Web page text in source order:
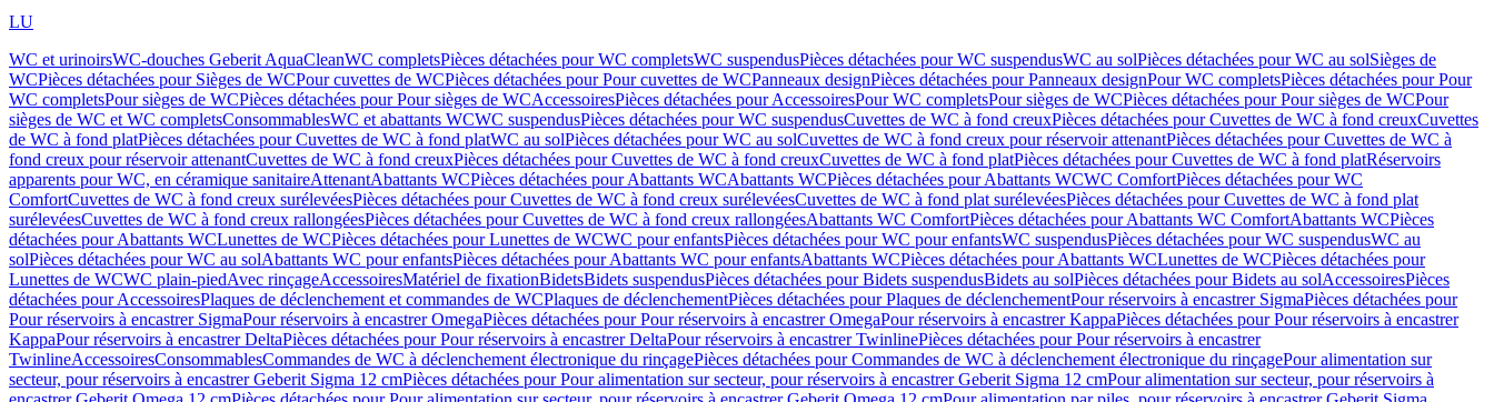
LU
WC et urinoirsWC-douches Geberit AquaCleanWC completsPièces détachées pour WC completsWC suspendusPièces détachées pour WC suspendusWC au solPièces détachées pour WC au solSièges de
WCPièces détachées pour Sièges de WCPour cuvettes de WCPièces détachées pour Pour cuvettes de WCPanneaux designPièces détachées pour Panneaux designPour WC completsPièces détachées pour Pour
WC completsPour sièges de WCPièces détachées pour Pour sièges de WCAccessoiresPièces détachées pour AccessoiresPour WC completsPour sièges de WCPièces détachées pour Pour sièges de WCPour
sièges de WC et WC completsConsommablesWC et abattants WCWC suspendusPièces détachées pour WC suspendusCuvettes de WC à fond creuxPièces détachées pour Cuvettes de WC à fond creuxCuvettes
de WC à fond platPièces détachées pour Cuvettes de WC à fond platWC au solPièces détachées pour WC au solCuvettes de WC à fond creux pour réservoir attenantPièces détachées pour Cuvettes de WC à
fond creux pour réservoir attenantCuvettes de WC à fond creuxPièces détachées pour Cuvettes de WC à fond creuxCuvettes de WC à fond platPièces détachées pour Cuvettes de WC à fond platRéservoirs
apparents pour WC, en céramique sanitaireAttenantAbattants WCPièces détachées pour Abattants WCAbattants WCPièces détachées pour Abattants WCWC ComfortPièces détachées pour WC
ComfortCuvettes de WC à fond creux surélevéesPièces détachées pour Cuvettes de WC à fond creux surélevéesCuvettes de WC à fond plat surélevéesPièces détachées pour Cuvettes de WC à fond plat
surélevéesCuvettes de WC à fond creux rallongéesPièces détachées pour Cuvettes de WC à fond creux rallongéesAbattants WC ComfortPièces détachées pour Abattants WC ComfortAbattants WCPièces
détachées pour Abattants WCLunettes de WCPièces détachées pour Lunettes de WCWC pour enfantsPièces détachées pour WC pour enfantsWC suspendusPièces détachées pour WC suspendusWC au
solPièces détachées pour WC au solAbattants WC pour enfantsPièces détachées pour Abattants WC pour enfantsAbattants WCPièces détachées pour Abattants WCLunettes de WCPièces détachées pour
Lunettes de WCWC plain-piedAvec rinçageAccessoiresMatériel de fixationBidetsBidets suspendusPièces détachées pour Bidets suspendusBidets au solPièces détachées pour Bidets au solAccessoiresPièces
détachées pour AccessoiresPlaques de déclenchement et commandes de WCPlaques de déclenchementPièces détachées pour Plaques de déclenchementPour réservoirs à encastrer SigmaPièces détachées pour
Pour réservoirs à encastrer SigmaPour réservoirs à encastrer OmegaPièces détachées pour Pour réservoirs à encastrer OmegaPour réservoirs à encastrer KappaPièces détachées pour Pour réservoirs à encastrer
KappaPour réservoirs à encastrer DeltaPièces détachées pour Pour réservoirs à encastrer DeltaPour réservoirs à encastrer TwinlinePièces détachées pour Pour réservoirs à encastrer
TwinlineAccessoiresConsommablesCommandes de WC à déclenchement électronique du rinçagePièces détachées pour Commandes de WC à déclenchement électronique du rinçagePour alimentation sur
secteur, pour réservoirs à encastrer Geberit Sigma 12 cmPièces détachées pour Pour alimentation sur secteur, pour réservoirs à encastrer Geberit Sigma 12 cmPour alimentation sur secteur, pour réservoirs à